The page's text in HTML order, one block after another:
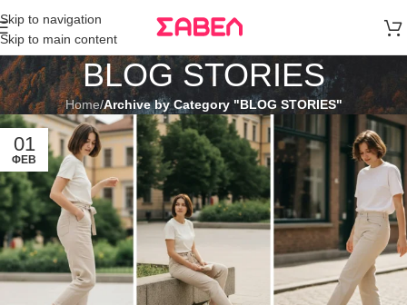
Skip to navigation
Skip to main content
άνω των 80€
Παραγγελία
BLOG STORIES
Home/Archive by Category "BLOG STORIES"
01
ΦΕΒ